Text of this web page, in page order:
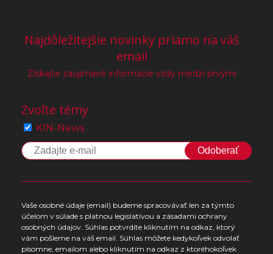
Najdôležitejšie novinky priamo na váš
email
Získajte zaujímavé informácie vždy medzi prvými
Zvoľte témy
KIN-News
Odoberať
Vaše osobné údaje (email) budeme spracovávať len za týmto
účelom v súlade s platnou legislatívou a zásadami ochrany
osobných údajov. Súhlas potvrdíte kliknutím na odkaz, ktorý
vám pošleme na váš email. Súhlas môžete kedykoľvek odvolať
písomne, emailom alebo kliknutím na odkaz z ktoréhokoľvek